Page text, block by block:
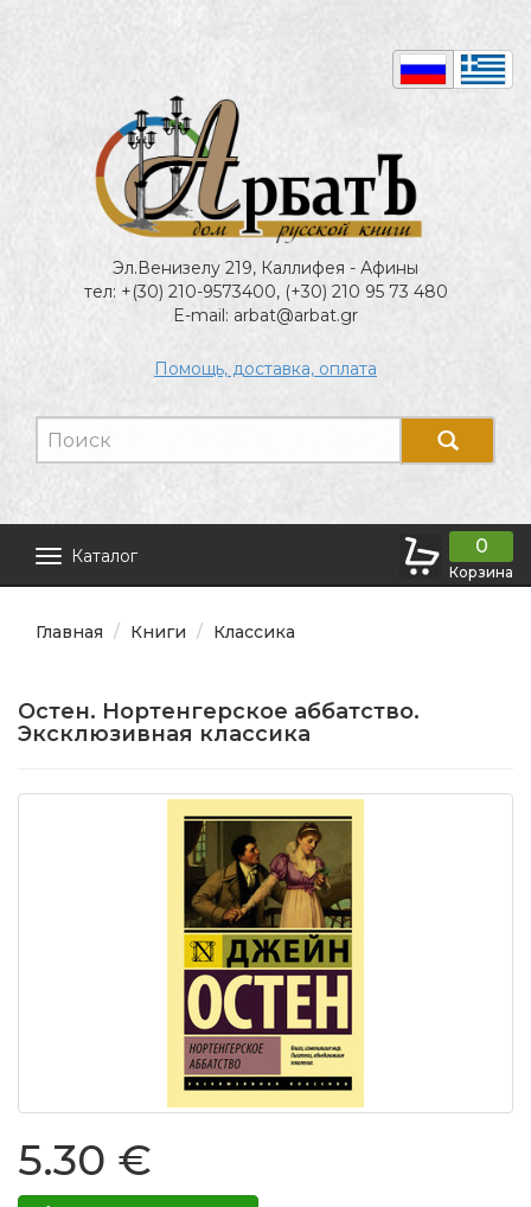
Эл.Венизелу 219, Каллифея - Афины
тел: +(30) 210-9573400, (+30) 210 95 73 480
E-mail: arbat@arbat.gr
Помощь, доставка, оплата
Каталог 0
Корзина
Главная Книги Классика
Остен. Нортенгерское аббатство.
Эксклюзивная классика
5.30 €